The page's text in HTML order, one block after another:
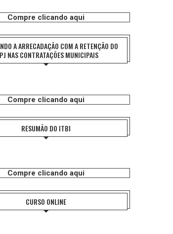
Compre clicando aqui
A ARRECADAÇÃO COM A RETENÇÃO DO
NAS CONTRATAÇÕES MUNICIPAIS
Compre clicando aqui
RESUMÃO DO ITBI
Compre clicando aqui
CURSO ONLINE